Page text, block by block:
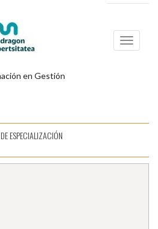
en GestiónOFERTA
ESPECIALIZACIÓN